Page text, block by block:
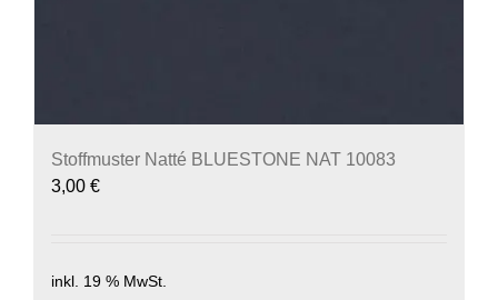
Stoffmuster Natté BLUESTONE NAT 10083
3,00 €
inkl. 19 % MwSt.